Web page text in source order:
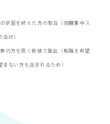
学習を終えた方の割合（短期集中ス
計）
の方を除く数値で算出（転職を希望
ない方も含まれるため）